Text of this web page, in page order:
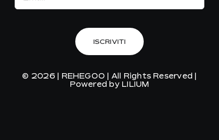
ISCRIVITI
© 2026 | REHEGOO | All Rights Reserved |
Powered by LILIUM